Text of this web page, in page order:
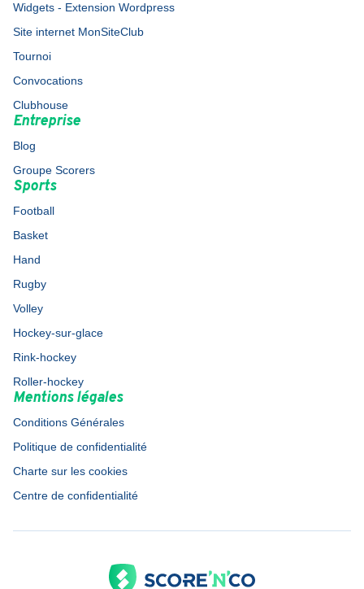
Widgets - Extension Wordpress
Site internet MonSiteClub
Tournoi
Convocations
Clubhouse
Entreprise
Blog
Groupe Scorers
Sports
Football
Basket
Hand
Rugby
Volley
Hockey-sur-glace
Rink-hockey
Roller-hockey
Mentions légales
Conditions Générales
Politique de confidentialité
Charte sur les cookies
Centre de confidentialité